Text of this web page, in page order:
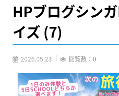
HPブログシン
イズ (7)
2026.05.23 閲覧数：0